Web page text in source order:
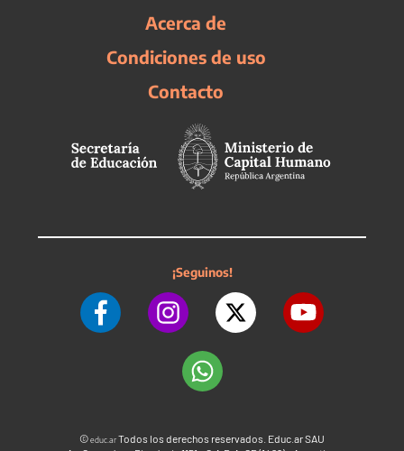
Acerca de
Condiciones de uso
Contacto
¡Seguinos!
©educ.arTodos los derechos reservados. Educ.ar SAU